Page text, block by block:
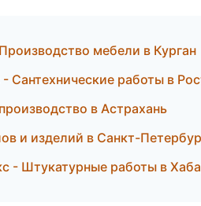
мебели в Курган
Сантехнические работы в
в Астрахань
и изделий в Санкт-
- Штукатурные работы в